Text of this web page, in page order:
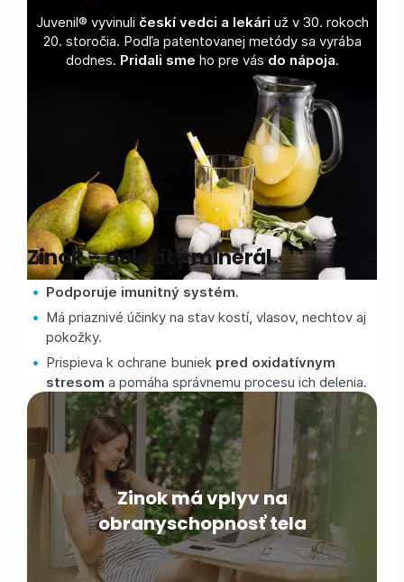
Juvenil® vyvinuli českí vedci a lekári už v 30. rokoch
20. storočia. Podľa patentovanej metódy sa vyrába
dodnes. Pridali sme ho pre vás do nápoja.
Zinok – dôležitý minerál
Podporuje imunitný systém.
Má priaznivé účinky na stav kostí, vlasov, nechtov aj
pokožky.
Prispieva k ochrane buniek pred oxidatívnym
stresom a pomáha správnemu procesu ich delenia.
Zinok má vplyv na
obranyschopnosť tela